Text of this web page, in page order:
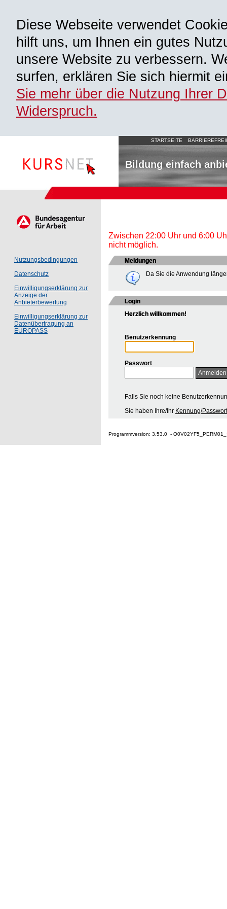
Diese Webseite verwendet
hilft uns, um Ihnen ein gutes
unsere Website zu verbessern.
surfen, erklären Sie sich hiermit
Sie mehr über die Nutzung Ihrer
Widerspruch.
STARTSEITE
Bildung einfach
Nutzungsbedingungen
Datenschutz
Einwilligungserklärung zur
Anzeige der
Anbieterbewertung
Einwilligungserklärung zur
Datenübertragung an
EUROPASS
Zwischen 22:00 Uhr und 6:00
nicht möglich.
Meldungen
Da Sie die Anwendung
Login
Herzlich willkommen!
Benutzerkennung
Passwort
Falls Sie noch keine
Sie haben Ihre/Ihr Kennung/
Programmversion: 3.53.0 -